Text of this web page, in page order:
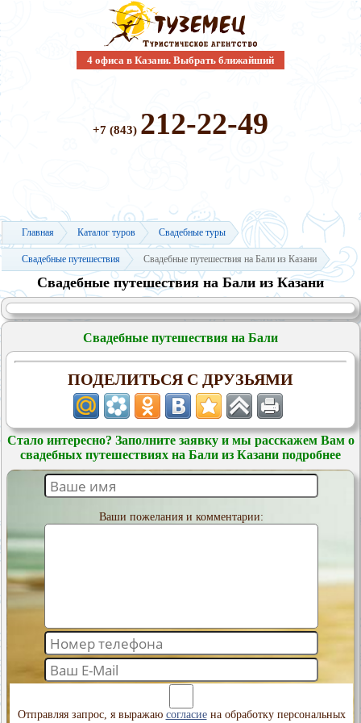
4 офиса в Казани. Выбрать ближайший
+7 (843) 212-22-49
Главная Каталог туров Свадебные туры
Свадебные путешествия Свадебные путешествия на Бали из Казани
Свадебные путешествия на Бали из Казани
Свадебные путешествия на Бали
ПОДЕЛИТЬСЯ С ДРУЗЬЯМИ
Стало интересно? Заполните заявку и мы расскажем Вам о
свадебных путешествиях на Бали из Казани подробнее
Ваши пожелания и комментарии:
Отправляя запрос, я выражаю согласиена обработку персональных